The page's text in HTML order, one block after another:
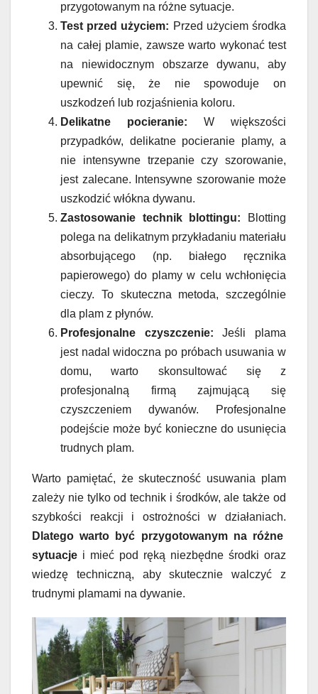
przygotowanym na różne sytuacje.
Test przed użyciem: Przed użyciem środka
na całej plamie, zawsze warto wykonać test
na niewidocznym obszarze dywanu, aby
upewnić się, że nie spowoduje on
uszkodzeń lub rozjaśnienia koloru.
Delikatne pocieranie: W większości
przypadków, delikatne pocieranie plamy, a
nie intensywne trzepanie czy szorowanie,
jest zalecane. Intensywne szorowanie może
uszkodzić włókna dywanu.
Zastosowanie technik blottingu: Blotting
polega na delikatnym przykładaniu materiału
absorbującego (np. białego ręcznika
papierowego) do plamy w celu wchłonięcia
cieczy. To skuteczna metoda, szczególnie
dla plam z płynów.
Profesjonalne czyszczenie: Jeśli plama
jest nadal widoczna po próbach usuwania w
domu, warto skonsultować się z
profesjonalną firmą zajmującą się
czyszczeniem dywanów. Profesjonalne
podejście może być konieczne do usunięcia
trudnych plam.
Warto pamiętać, że skuteczność usuwania plam
zależy nie tylko od technik i środków, ale także od
szybkości reakcji i ostrożności w działaniach.
Dlatego warto być przygotowanym na różne
sytuacje i mieć pod ręką niezbędne środki oraz
wiedzę techniczną, aby skutecznie walczyć z
trudnymi plamami na dywanie.